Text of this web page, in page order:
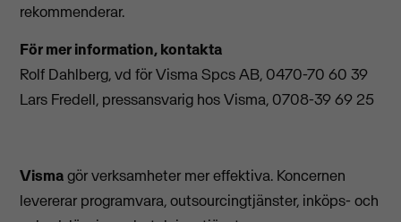
rekommenderar.
För mer information, kontakta
Rolf Dahlberg, vd för Visma Spcs AB, 0470-70 60 39
Lars Fredell, pressansvarig hos Visma, 0708-39 69 25
Vismagör verksamheter mer effektiva. Koncernen
levererar programvara, outsourcingtjänster, inköps- och